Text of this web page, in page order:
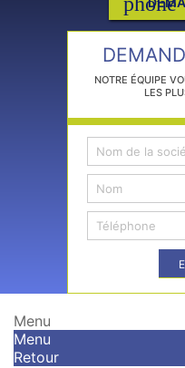
NOTRE ÉQUIPE
LES
Menu
Menu
Retour